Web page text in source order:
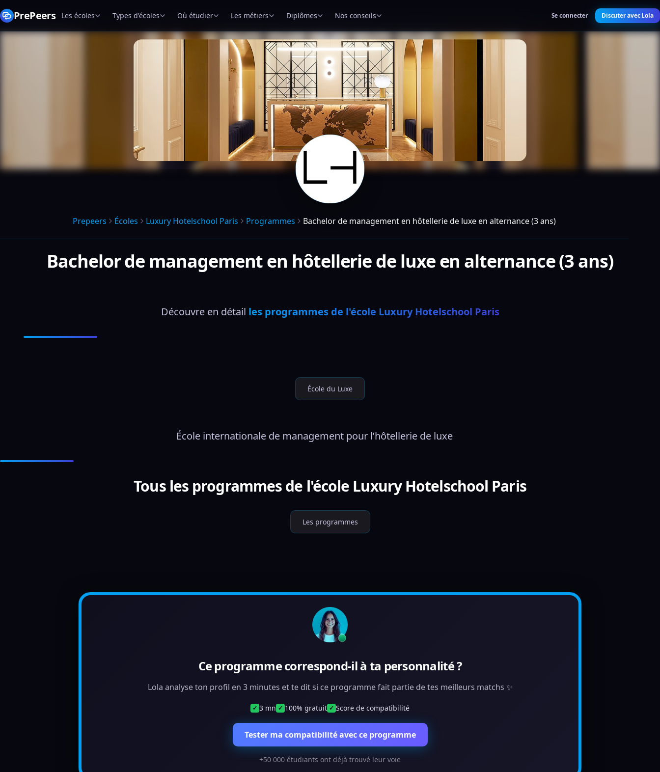
PrePeers Les écoles Types d'écoles Où étudier Les métiers Diplômes Nos conseils Se connecter Discuter avec Lola
Prepeers Écoles Luxury Hotelschool Paris Programmes Bachelor de management en hôtellerie de luxe en alternance (3 ans)
Bachelor de management en hôtellerie de luxe en alternance (3 ans)
Découvre en détail les programmes de l'école Luxury Hotelschool Paris
École du Luxe
École internationale de management pour l’hôtellerie de luxe
Tous les programmes de l'école Luxury Hotelschool Paris
Les programmes
Ce programme correspond-il à ta personnalité ?
Lola analyse ton profil en 3 minutes et te dit si ce programme fait partie de tes meilleurs matchs ✨
✓ 3 mn ✓ 100% gratuit ✓ Score de compatibilité
Tester ma compatibilité avec ce programme
+50 000 étudiants ont déjà trouvé leur voie